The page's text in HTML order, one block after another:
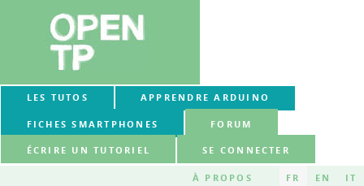
LES TUTOS APPRENDRE ARDUINO
FICHES SMARTPHONES FORUM
ÉCRIRE UN TUTORIEL SE CONNECTER
À PROPOS FR EN IT